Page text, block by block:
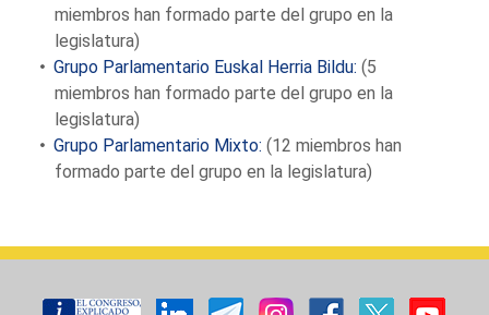
miembros han formado parte del grupo en la
legislatura)
Grupo Parlamentario Euskal Herria Bildu: (5
miembros han formado parte del grupo en la
legislatura)
Grupo Parlamentario Mixto: (12miembros han
formado parte del grupo en la legislatura)